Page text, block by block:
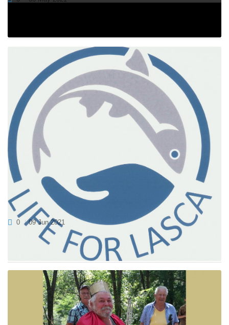
ZAKLJUČEN NATEČAJ ZA NAJBOLJ IZVIRNO
FOTOGRAFIJO
0 09 Jun 2021
junija 2021 smo zaključili natečaj za najbolj izvirno fotografijo.
Prejeli smo 140 fotografij. Zmagovalci...